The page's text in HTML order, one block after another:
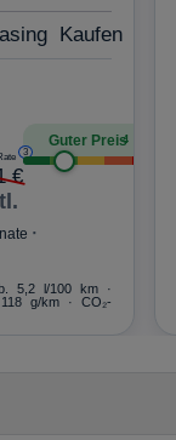
Kaufen
3
€
Guter Preis4
·
5,2 l/100 km ·
g/km · CO₂-